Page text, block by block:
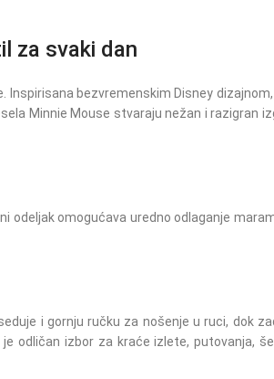
za svaki dan
bezvremenskim Disney dizajnom,
Minnie Mouse stvaraju nežan i razigran
odeljak omogućava uredno odlaganje
i gornju ručku za nošenje u ruci, dok
odličan izbor za kraće izlete, putovanja,